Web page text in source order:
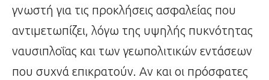
γνωστή για τις προκλήσεις ασφαλείας που
αντιμετωπίζει, λόγω της υψηλής πυκνότητας
ναυσιπλοΐας και των γεωπολιτικών εντάσεων
που συχνά επικρατούν. Αν και οι πρόσφατες